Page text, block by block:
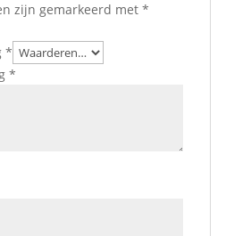
zijn gemarkeerd met *
*
*